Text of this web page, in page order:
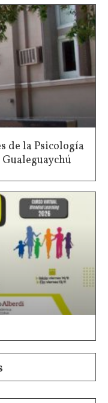
de la Psicología